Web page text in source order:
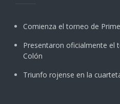
Comienza el torneo de
Presentaron oficialmente el
Colón
Triunfo rojense en la